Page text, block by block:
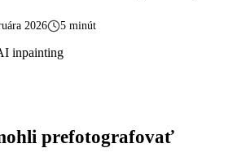
2026 5 minút
inpainting
prefotografovať